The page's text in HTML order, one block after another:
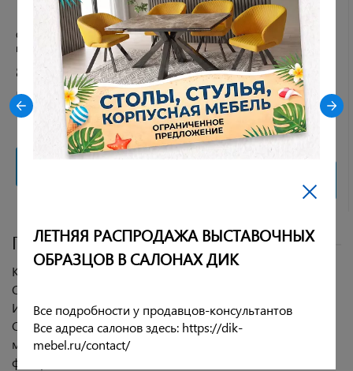
Стул DikLine 305 B22 GREY /
ножки черные
8 390 руб.
Рейтинг:
3 отзыва
Стол DikLine KX160 керамика
белый мрамор C39 глянец/
опоры черные (2 уп)
104 990 руб.
Рейтинг:
6 отзывов
Подробное описание
Комплект состоит из стола и 4 стульев.
Стул:
Интерьерный стул с удобной посадкой!
Сиденье и спинка обтянуты чехлами из ткани
микровелюр. Сиденье стула выполнено из гнутоклеевой
фанеры + ППУ.
ЛЕТНЯЯ РАСПРОДАЖА ВЫСТАВОЧНЫХ
ОБРАЗЦОВ В САЛОНАХ ДИК
Все подробности у продавцов-консультантов
Все адреса салонов здесь: https://dik-
mebel.ru/contact/